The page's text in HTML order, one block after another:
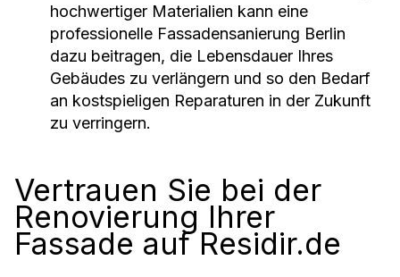
hochwertiger Materialien kann eine
professionelle Fassadensanierung Berlin
dazu beitragen, die Lebensdauer Ihres
Gebäudes zu verlängern und so den Bedarf
an kostspieligen Reparaturen in der Zukunft
zu verringern.
Vertrauen Sie bei der
Renovierung Ihrer
Fassade auf Residir.de